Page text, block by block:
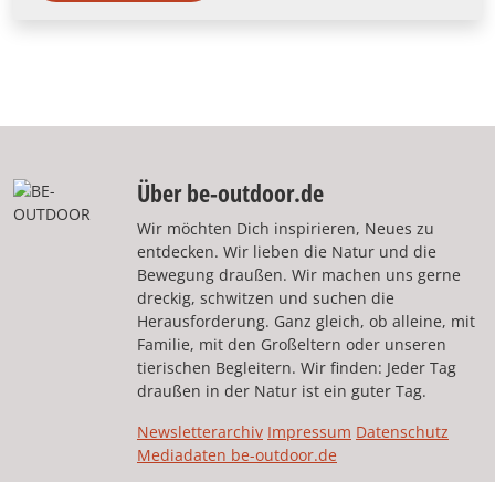
Über be-outdoor.de
Wir möchten Dich inspirieren, Neues zu
entdecken. Wir lieben die Natur und die
Bewegung draußen. Wir machen uns gerne
dreckig, schwitzen und suchen die
Herausforderung. Ganz gleich, ob alleine, mit
Familie, mit den Großeltern oder unseren
tierischen Begleitern. Wir finden: Jeder Tag
draußen in der Natur ist ein guter Tag.
Newsletterarchiv Impressum Datenschutz
Mediadaten be-outdoor.de